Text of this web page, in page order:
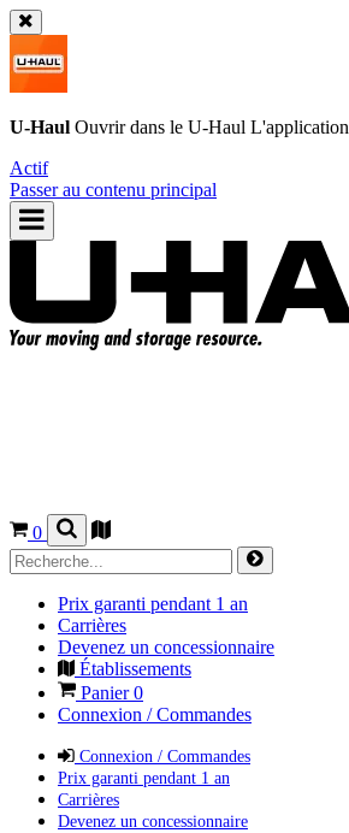
U-Haul Ouvrir dans le U-Haul L'application
Actif
Passer au contenu principal
0
Prix garanti pendant 1 an
Carrières
Devenez un concessionnaire
Établissements
Panier0
Connexion / Commandes
Connexion / Commandes
Prix garanti pendant 1 an
Carrières
Devenez un concessionnaire